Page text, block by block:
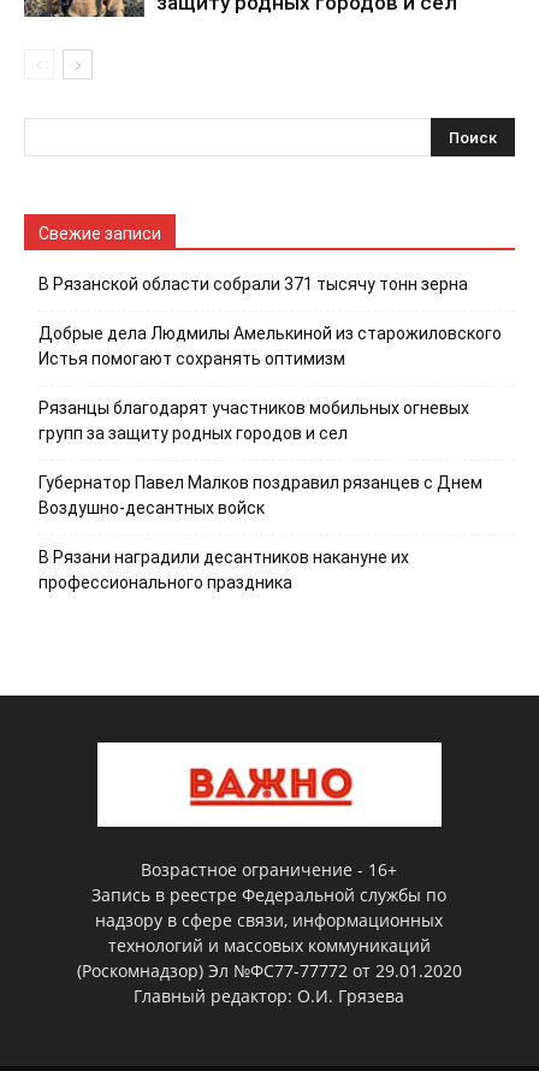
Свежие записи
В Рязанской области собрали 371 тысячу тонн зерна
Добрые дела Людмилы Амелькиной из старожиловского
Истья помогают сохранять оптимизм
Рязанцы благодарят участников мобильных огневых
групп за защиту родных городов и сел
Губернатор Павел Малков поздравил рязанцев с Днем
Воздушно-десантных войск
В Рязани наградили десантников накануне их
профессионального праздника
Возрастное ограничение - 16+
Запись в реестре Федеральной службы по
надзору в сфере связи, информационных
технологий и массовых коммуникаций
(Роскомнадзор) Эл №ФС77-77772 от 29.01.2020
Главный редактор: О.И. Грязева